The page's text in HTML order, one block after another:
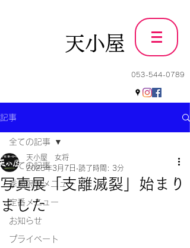
天小屋
053-544-0789
記事
全ての記事
季節限定メニュー
定番メニュー
お知らせ
プライベート
全ての記事
写真展「支離滅裂」始まり
ました
天小屋 女将
2025年3月7日 読了時間: 3分